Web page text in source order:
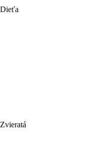
Dieťa
Zvieratá